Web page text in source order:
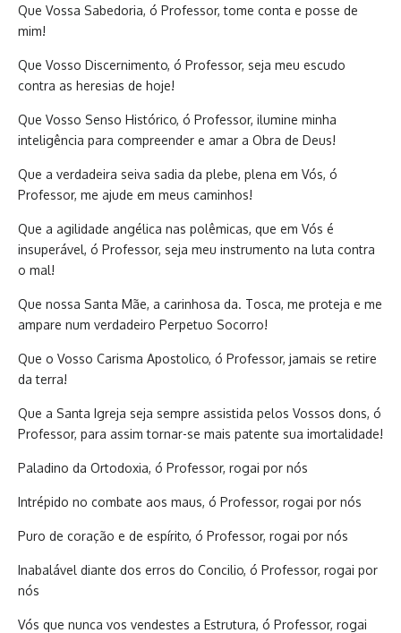
Que Vossa Sabedoria, ó Professor, tome conta e posse de
mim!
Que Vosso Discernimento, ó Professor, seja meu escudo
contra as heresias de hoje!
Que Vosso Senso Histórico, ó Professor, ilumine minha
inteligência para compreender e amar a Obra de Deus!
Que a verdadeira seiva sadia da plebe, plena em Vós, ó
Professor, me ajude em meus caminhos!
Que a agilidade angélica nas polêmicas, que em Vós é
insuperável, ó Professor, seja meu instrumento na luta contra
o mal!
Que nossa Santa Mãe, a carinhosa da. Tosca, me proteja e me
ampare num verdadeiro Perpetuo Socorro!
Que o Vosso Carisma Apostolico, ó Professor, jamais se retire
da terra!
Que a Santa Igreja seja sempre assistida pelos Vossos dons, ó
Professor, para assim tornar-se mais patente sua imortalidade!
Paladino da Ortodoxia, ó Professor, rogai por nós
Intrépido no combate aos maus, ó Professor, rogai por nós
Puro de coração e de espírito, ó Professor, rogai por nós
Inabalável diante dos erros do Concilio, ó Professor, rogai por
nós
Vós que nunca vos vendestes a Estrutura, ó Professor, rogai